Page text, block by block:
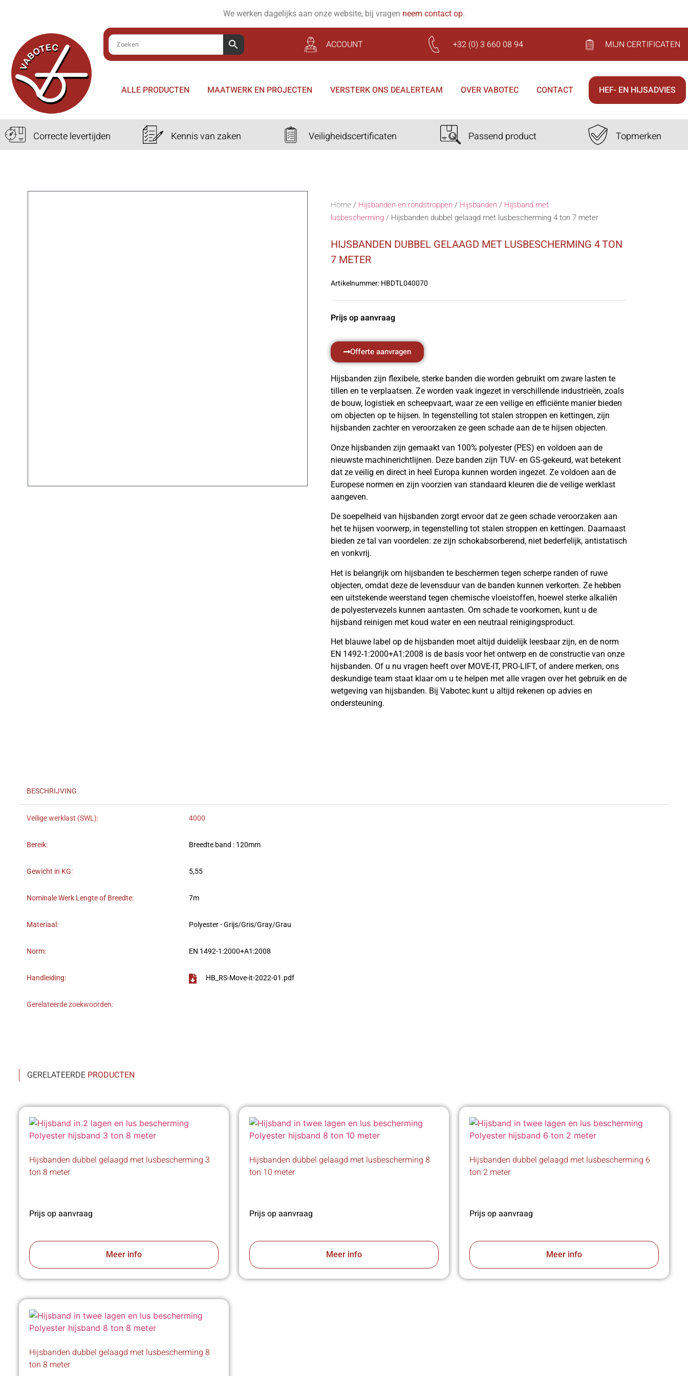
We werken dagelijks aan onze website, bij vragen neem contact op.
ACCOUNT +32 (0) 3 660 08 94 MIJN CERTIFICATEN
ALLE PRODUCTEN MAATWERK EN PROJECTEN VERSTERK ONS DEALERTEAM OVER VABOTEC CONTACT HEF- EN HIJSADVIES
Correcte levertijden Kennis van zaken Veiligheidscertificaten Passend product Topmerken
Home / Hijsbanden en rondstroppen / Hijsbanden / Hijsband met
lusbescherming / Hijsbanden dubbel gelaagd met lusbescherming 4 ton 7 meter
HIJSBANDEN DUBBEL GELAAGD MET LUSBESCHERMING 4 TON
7 METER
Artikelnummer:HBDTL040070
Prijs op aanvraag
Offerte aanvragen
Hijsbanden zijn flexibele, sterke banden die worden gebruikt om zware lasten te
tillen en te verplaatsen. Ze worden vaak ingezet in verschillende industrieën, zoals
de bouw, logistiek en scheepvaart, waar ze een veilige en efficiënte manier bieden
om objecten op te hijsen. In tegenstelling tot stalen stroppen en kettingen, zijn
hijsbanden zachter en veroorzaken ze geen schade aan de te hijsen objecten.
Onze hijsbanden zijn gemaakt van 100% polyester (PES) en voldoen aan de
nieuwste machinerichtlijnen. Deze banden zijn TUV- en GS-gekeurd, wat betekent
dat ze veilig en direct in heel Europa kunnen worden ingezet. Ze voldoen aan de
Europese normen en zijn voorzien van standaard kleuren die de veilige werklast
aangeven.
De soepelheid van hijsbanden zorgt ervoor dat ze geen schade veroorzaken aan
het te hijsen voorwerp, in tegenstelling tot stalen stroppen en kettingen. Daarnaast
bieden ze tal van voordelen: ze zijn schokabsorberend, niet bederfelijk, antistatisch
en vonkvrij.
Het is belangrijk om hijsbanden te beschermen tegen scherpe randen of ruwe
objecten, omdat deze de levensduur van de banden kunnen verkorten. Ze hebben
een uitstekende weerstand tegen chemische vloeistoffen, hoewel sterke alkaliën
de polyestervezels kunnen aantasten. Om schade te voorkomen, kunt u de
hijsband reinigen met koud water en een neutraal reinigingsproduct.
Het blauwe label op de hijsbanden moet altijd duidelijk leesbaar zijn, en de norm
EN 1492-1:2000+A1:2008 is de basis voor het ontwerp en de constructie van onze
hijsbanden. Of u nu vragen heeft over MOVE-IT, PRO-LIFT, of andere merken, ons
deskundige team staat klaar om u te helpen met alle vragen over het gebruik en de
wetgeving van hijsbanden. Bij Vabotec kunt u altijd rekenen op advies en
ondersteuning.
BESCHRIJVING
Veilige werklast (SWL): 4000
Bereik: Breedte band : 120mm
Gewicht in KG: 5,55
Nominale Werk Lengte of Breedte: 7m
Materiaal: Polyester - Grijs/Gris/Gray/Grau
Norm: EN 1492-1:2000+A1:2008
Handleiding: HB_RS-Move-it-2022-01.pdf
Gerelateerde zoekwoorden:
GERELATEERDE PRODUCTEN
Hijsbanden dubbel gelaagd met lusbescherming 3
ton 8 meter
Prijs op aanvraag
Meer info
Hijsbanden dubbel gelaagd met lusbescherming 8
ton 10 meter
Prijs op aanvraag
Meer info
Hijsbanden dubbel gelaagd met lusbescherming 6
ton 2 meter
Prijs op aanvraag
Meer info
Hijsbanden dubbel gelaagd met lusbescherming 8
ton 8 meter